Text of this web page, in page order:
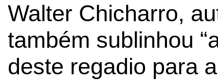
Walter Chicharro,
também sublinhou
deste regadio para